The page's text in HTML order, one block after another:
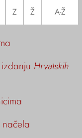
Z Ž A-Ž
Hrvatskih
načela